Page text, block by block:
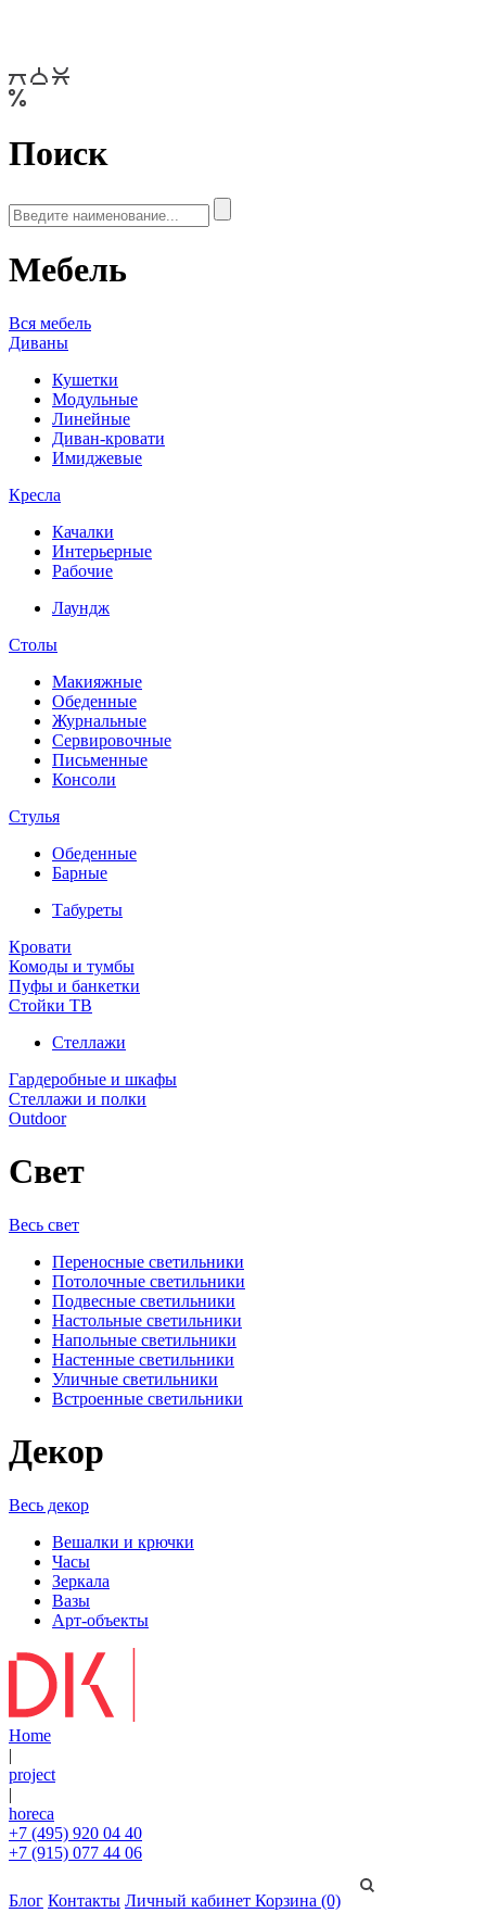
Поиск
Мебель
Вся мебель
Диваны
Кушетки
Модульные
Линейные
Диван-кровати
Имиджевые
Кресла
Качалки
Интерьерные
Рабочие
Лаундж
Столы
Макияжные
Обеденные
Журнальные
Сервировочные
Письменные
Консоли
Стулья
Обеденные
Барные
Табуреты
Кровати
Комоды и тумбы
Пуфы и банкетки
Стойки ТВ
Стеллажи
Гардеробные и шкафы
Стеллажи и полки
Outdoor
Свет
Весь свет
Переносные светильники
Потолочные светильники
Подвесные светильники
Настольные светильники
Напольные светильники
Настенные светильники
Уличные светильники
Встроенные светильники
Декор
Весь декор
Вешалки и крючки
Часы
Зеркала
Вазы
Арт-объекты
Home
|
project
|
horeca
+7 (495) 920 04 40
+7 (915) 077 44 06
Блог Контакты Личный кабинет Корзина (0)